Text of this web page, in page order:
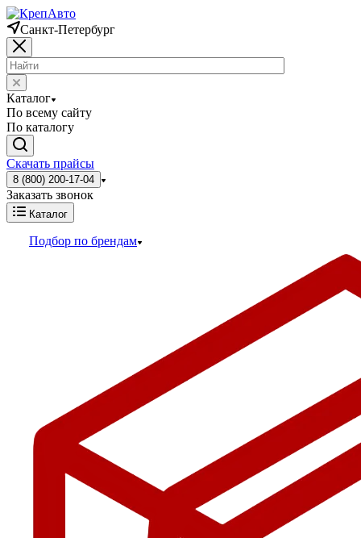
Санкт-Петербург
Каталог
По всему сайту
По каталогу
Скачать прайсы
8 (800) 200-17-04
Заказать звонок
Каталог
Подбор по брендам